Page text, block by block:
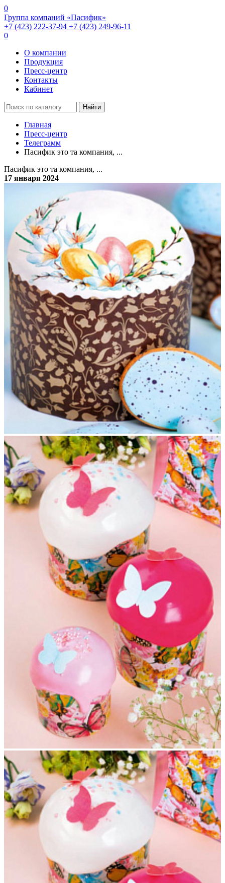
0
Группа компаний «Пасифик»
+7 (423) 222-37-94 +7 (423) 249-96-11
0
О компании
Продукция
Пресс-центр
Контакты
Кабинет
Найти
Главная
Пресс-центр
Телеграмм
Пасифик это та компания, ...
Пасифик это та компания, ...
17 января 2024